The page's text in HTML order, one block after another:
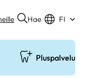
Pluspalvelu
Hae FI